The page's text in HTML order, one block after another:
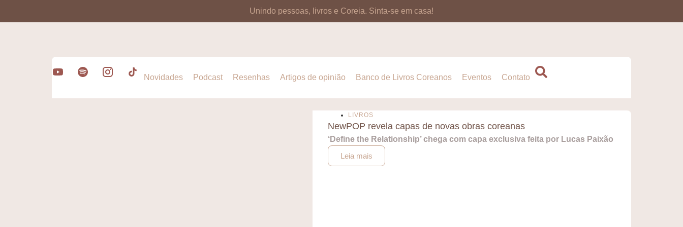
Unindo pessoas, livros e Coreia. Sinta-se em casa!
Novidades Podcast Resenhas Artigos de opinião Banco de Livros Coreanos Eventos Contato
LIVROS
NewPOP revela capas de novas obras coreanas
‘Define the Relationship’ chega com capa exclusiva feita por Lucas Paixão
Leia mais